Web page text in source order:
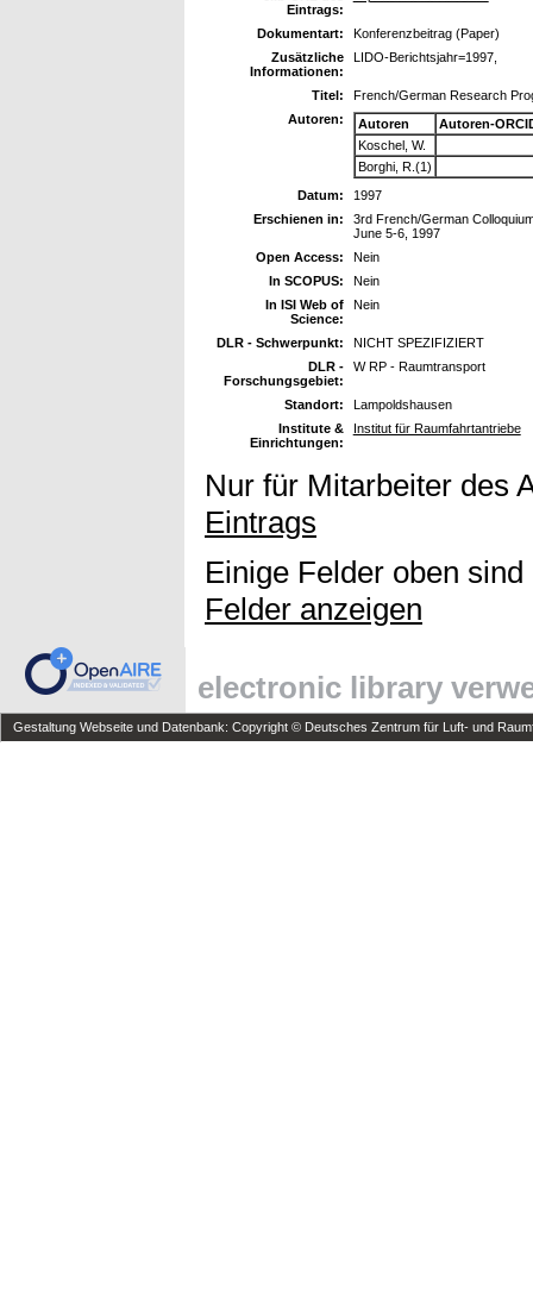
Eintrags:
Dokumentart:
Konferenzbeitrag (Paper)
Zusätzliche
Informationen:
LIDO-Berichtsjahr=1997,
Titel:
French/German Research
Autoren:
Autoren
Autoren-
Koschel, W.
Borghi, R.(1)
Datum:
1997
Erschienen in:
3rd French/German
June 5-6, 1997
Open Access:
Nein
In SCOPUS:
Nein
In ISI Web of
Science:
Nein
DLR - Schwerpunkt:
NICHT SPEZIFIZIERT
DLR -
Forschungsgebiet:
W RP - Raumtransport
Standort:
Lampoldshausen
Institute &
Einrichtungen:
Institut für Raumfahrtantriebe
Nur für Mitarbeiter des
Eintrags
Einige Felder oben
Felder anzeigen
electronic library
Gestaltung Webseite und Datenbank: Copyright © Deutsches Zentrum für Luft- und